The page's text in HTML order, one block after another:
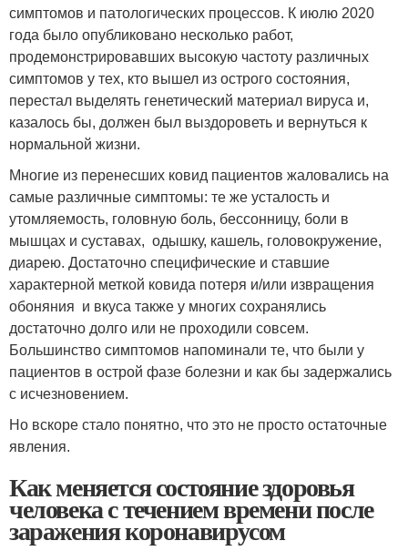
симптомов и патологических процессов. К июлю 2020
года было опубликовано несколько работ,
продемонстрировавших высокую частоту различных
симптомов у тех, кто вышел из острого состояния,
перестал выделять генетический материал вируса и,
казалось бы, должен был выздороветь и вернуться к
нормальной жизни.
Многие из перенесших ковид пациентов жаловались на
самые различные симптомы: те же усталость и
утомляемость, головную боль, бессонницу, боли в
мышцах и суставах, одышку, кашель, головокружение,
диарею. Достаточно специфические и ставшие
характерной меткой ковида потеря и/или извращения
обоняния и вкуса также у многих сохранялись
достаточно долго или не проходили совсем.
Большинство симптомов напоминали те, что были у
пациентов в острой фазе болезни и как бы задержались
с исчезновением.
Но вскоре стало понятно, что это не просто остаточные
явления.
Как меняется состояние здоровья
человека с течением времени после
заражения коронавирусом